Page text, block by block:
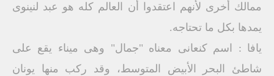
ممالك أخرى لأنهم اعتقدوا أن العالم كله هو عبد لنينوى
يمدها بكل ما تحتاجه.
يافا : اسم كنعانى معناه "جمال" وهى ميناء يقع على
شاطئ البحر الأبيض المتوسط، وقد ركب منها يونان